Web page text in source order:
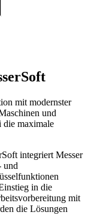
mit modernster
und
die maximale
integriert Messer
und
in die
mit
die Lösungen